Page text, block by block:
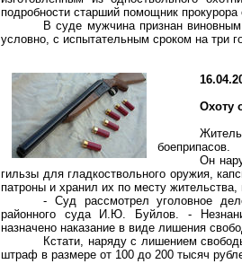
подробности старший помощник
В суде мужчина признан
условно, с испытательным сроком на три
Охоту
боеприпасов.
Он
гильзы для гладкоствольного оружия,
патроны и хранил их по месту
- Суд рассмотрел уголовное
районного суда И.Ю. Буйлов. -
назначено наказание в виде лишения
Кстати, наряду с лишением
штраф в размере от 100 до 200 тысяч